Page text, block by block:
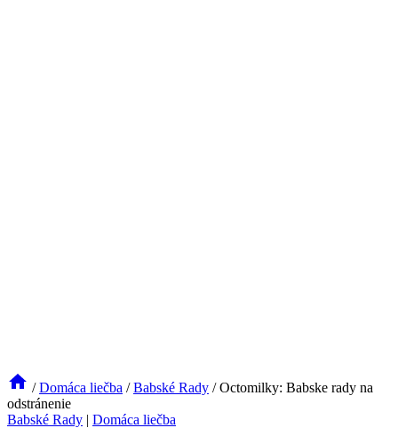
/ Domáca liečba / Babské Rady / Octomilky: Babske rady na
odstránenie
Babské Rady | Domáca liečba